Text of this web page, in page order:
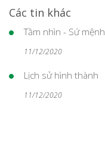
Các tin khác
Tầm nhìn - Sứ mệnh
11/12/2020
Lịch sử hình thành
11/12/2020